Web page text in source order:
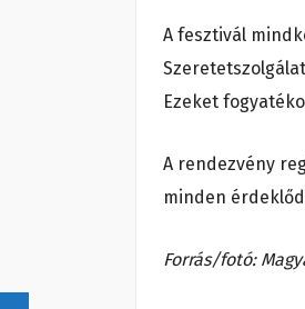
A fesztivál
Ezeket
A rendezvény
minden
Forrás/fotó: